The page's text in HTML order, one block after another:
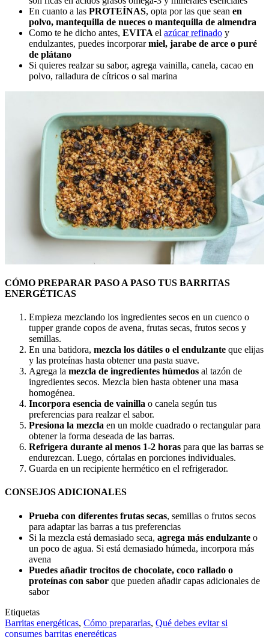
En cuanto a las PROTEÍNAS, opta por las que sean en
polvo, mantequilla de nueces o mantequilla de almendra
Como te he dicho antes, EVITAel azúcar refinado y
endulzantes, puedes incorporarmiel, jarabe de arce o puré
de plátano
Si quieres realzar su sabor, agrega vainilla, canela, cacao en
polvo, ralladura de cítricos o sal marina
CÓMO PREPARAR PASO A PASO TUS BARRITAS
ENERGÉTICAS
Empieza mezclando los ingredientes secos en un cuenco o
tupper grande copos de avena, frutas secas, frutos secos y
semillas.
En una batidora, mezcla los dátiles o el endulzante que elijas
y las proteínas hasta obtener una pasta suave.
Agrega la mezcla de ingredientes húmedos al tazón de
ingredientes secos. Mezcla bien hasta obtener una masa
homogénea.
Incorpora esencia de vainilla o canela según tus
preferencias para realzar el sabor.
Presiona la mezcla en un molde cuadrado o rectangular para
obtener la forma deseada de las barras.
Refrigera durante al menos 1-2 horas para que las barras se
endurezcan. Luego, córtalas en porciones individuales.
Guarda en un recipiente hermético en el refrigerador.
CONSEJOS ADICIONALES
Prueba con diferentes frutas secas, semillas o frutos secos
para adaptar las barras a tus preferencias
Si la mezcla está demasiado seca, agrega más endulzante o
un poco de agua. Si está demasiado húmeda, incorpora más
avena
Puedes añadir trocitos de chocolate, coco rallado o
proteínas con sabor que pueden añadir capas adicionales de
sabor
Etiquetas
Barritas energéticas, Cómo prepararlas, Qué debes evitar si
consumes barritas energéticas